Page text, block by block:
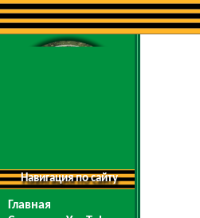
Навигация по сайту
Главная